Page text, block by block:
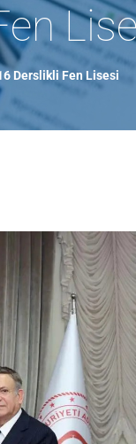
Derslikli Fen Lisesi